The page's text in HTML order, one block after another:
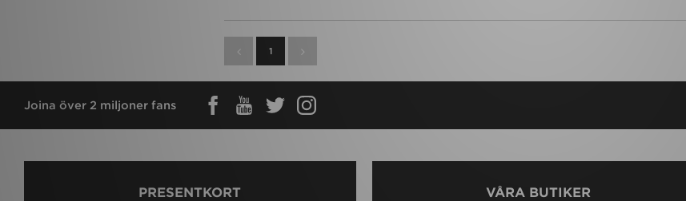
1
Joina över 2 miljoner fans
PRESENTKORT VÅRA BUTIKER